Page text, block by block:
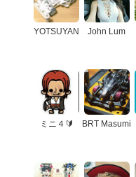
YOTSUYAN John Lum
ミニ４🔰 BRT Masumi